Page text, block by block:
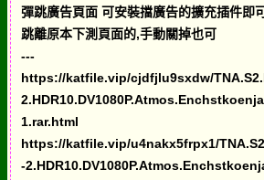
彈跳廣告頁面 可安裝擋廣告的擴充插件即
跳離原本下測頁面的,手動關掉也可
---
https://katfile.vip/cjdfjlu9sxdw/
1.rar.html
https://katfile.vip/u4nakx5frpx1/
-